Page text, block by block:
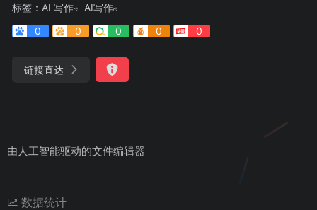
标签： AI 写作
AI写作
0
0 0 0 0
链接直达
由人工智能驱动的文件编辑器
数据统计